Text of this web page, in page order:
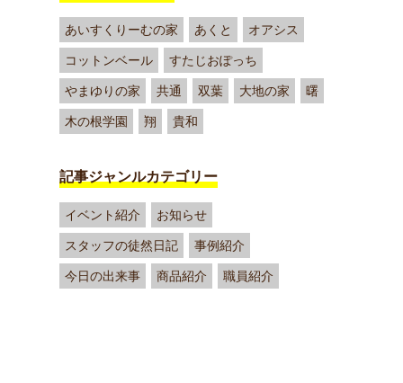
あいすくりーむの家 あくと オアシス
コットンベール すたじおぽっち
やまゆりの家 共通 双葉 大地の家 曙
木の根学園 翔 貴和
記事ジャンルカテゴリー
イベント紹介 お知らせ
スタッフの徒然日記 事例紹介
今日の出来事 商品紹介 職員紹介